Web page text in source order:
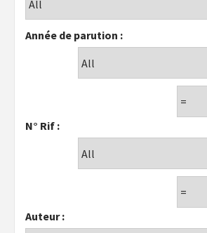
Année de parution :
N° Rif :
Auteur :